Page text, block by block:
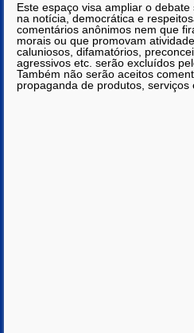
Este espaço visa ampliar o
na notícia, democrática e
comentários anônimos nem que
morais ou que promovam
caluniosos, difamatórios,
agressivos etc. serão excluídos
Também não serão aceitos
propaganda de produtos, serviços